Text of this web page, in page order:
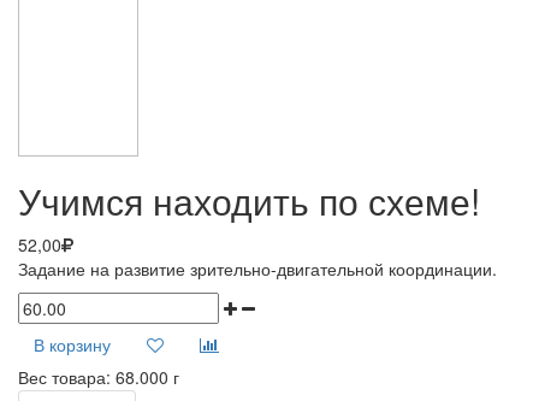
Учимся находить по схеме!
52,00
Задание на развитие зрительно-двигательной координации.
В корзину
Вес товара: 68.000 г